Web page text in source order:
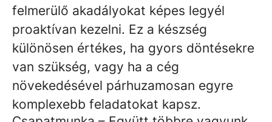
felmerülő akadályokat képes legyél
proaktívan kezelni. Ez a készség
különösen értékes, ha gyors döntésekre
van szükség, vagy ha a cég
növekedésével párhuzamosan egyre
komplexebb feladatokat kapsz.